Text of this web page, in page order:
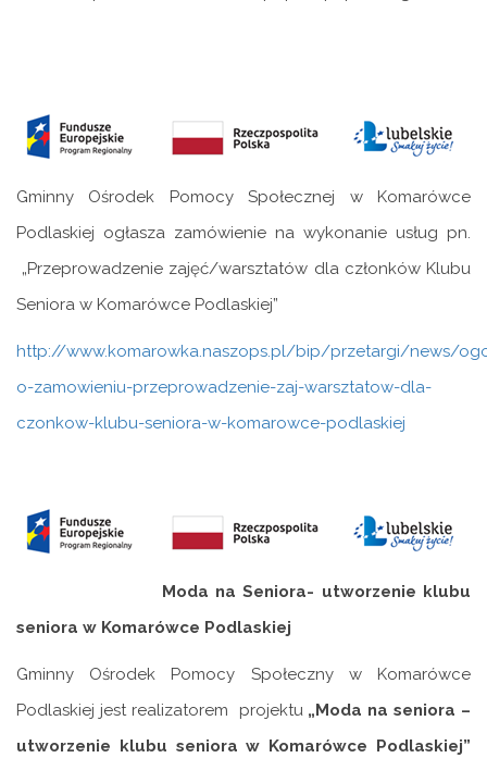
Gminny Ośrodek Pomocy Społecznej w Komarówce
Podlaskiej ogłasza zamówienie na wykonanie usług pn.
„Przeprowadzenie zajęć/warsztatów dla członków Klubu
Seniora w Komarówce Podlaskiej”
http://www.komarowka.naszops.pl/bip/przetargi/news/
o-zamowieniu-przeprowadzenie-zaj-warsztatow-dla-
czonkow-klubu-seniora-w-komarowce-podlaskiej
Moda na Seniora- utworzenie klubu
seniora w Komarówce Podlaskiej
Gminny Ośrodek Pomocy Społeczny w Komarówce
Podlaskiej jest realizatorem projektu „Moda na seniora –
utworzenie klubu seniora w Komarówce Podlaskiej”